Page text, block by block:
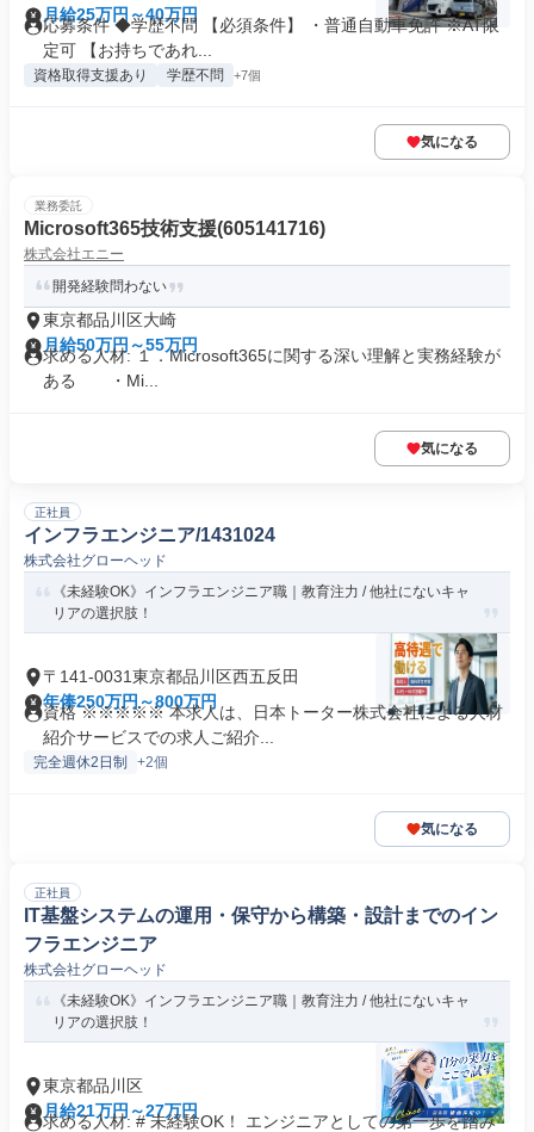
月給25万円～40万円
応募条件 ◆学歴不問 【必須条件】 ・普通自動車免許 ※AT限
定可 【お持ちであれ...
資格取得支援あり 学歴不問 +7個
気になる
業務委託
Microsoft365技術支援(605141716)
株式会社エニー
開発経験問わない
東京都品川区大崎
月給50万円～55万円
求める人材: １．Microsoft365に関する深い理解と実務経験が
ある ・Mi...
気になる
正社員
インフラエンジニア/1431024
株式会社グローヘッド
《未経験OK》インフラエンジニア職｜教育注力 / 他社にないキャ
リアの選択肢！
〒141-0031東京都品川区西五反田
年俸250万円～800万円
資格 ※※※※※ 本求人は、日本トーター株式会社による人材
紹介サービスでの求人ご紹介...
完全週休2日制 +2個
気になる
正社員
IT基盤システムの運用・保守から構築・設計までのイン
フラエンジニア
株式会社グローヘッド
《未経験OK》インフラエンジニア職｜教育注力 / 他社にないキャ
リアの選択肢！
東京都品川区
月給21万円～27万円
求める人材: # 未経験OK！ エンジニアとしての第一歩を踏み